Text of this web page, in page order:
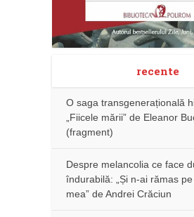
recente
O saga transgenerațională
„Fiicele mării” de Eleanor
(fragment)
Despre melancolia ce face
îndurabilă: „Și n-ai rămas
mea” de Andrei Crăciun